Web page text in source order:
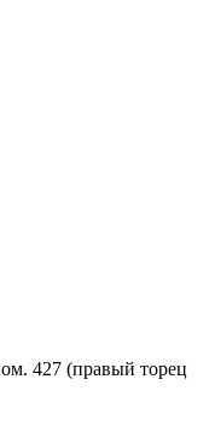
427 (правый торец